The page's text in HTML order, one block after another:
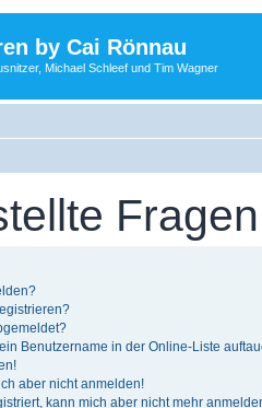
by Cai Rönnau
Michael Schleef und Tim Wagner
Fragen
Benutzername in der Online-Liste
aber nicht anmelden!
kann mich aber nicht mehr